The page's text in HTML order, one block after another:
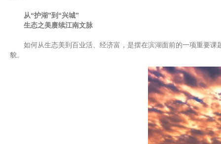
从“护湖”到“兴城”
生态之美赓续江南文脉
如何从生态美到百业活、经济富，是摆在滨湖面前的一项重要课
貌。